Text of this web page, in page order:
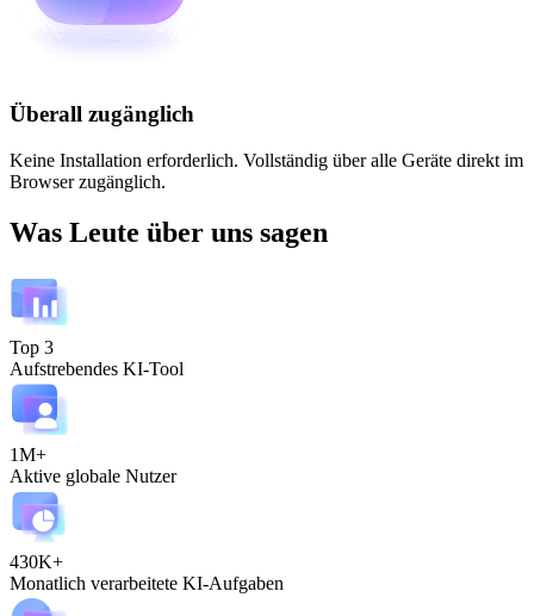
Überall zugänglich
Keine Installation erforderlich. Vollständig über alle Geräte direkt im
Browser zugänglich.
Was Leute über uns sagen
Top 3
Aufstrebendes KI-Tool
1M+
Aktive globale Nutzer
430K+
Monatlich verarbeitete KI-Aufgaben